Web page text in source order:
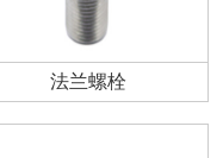
法兰螺栓